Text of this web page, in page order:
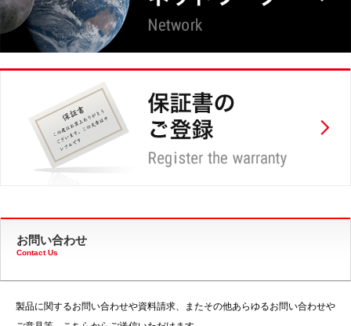
お問い合わせ
Contact Us
製品に関するお問い合わせや資料請求、またその他あらゆるお問い合わせや